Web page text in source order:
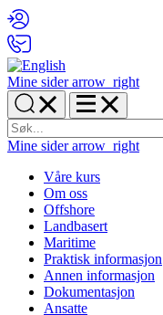
Mine sider arrow_right
Mine sider arrow_right
Våre kurs
Om oss
Offshore
Landbasert
Maritime
Praktisk informasjon
Annen informasjon
Dokumentasjon
Ansatte